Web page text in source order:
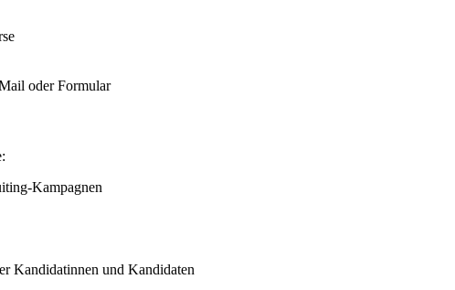
oder Formular
Kampagnen
Kandidatinnen und Kandidaten